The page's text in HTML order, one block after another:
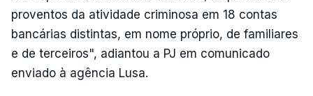
proventos da atividade criminosa em 18 contas
bancárias distintas, em nome próprio, de familiares
e de terceiros", adiantou a PJ em comunicado
enviado à agência Lusa.